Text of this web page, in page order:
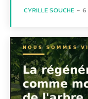
CYRILLE SOUCHE - 6